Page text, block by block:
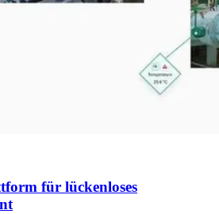
für lückenloses